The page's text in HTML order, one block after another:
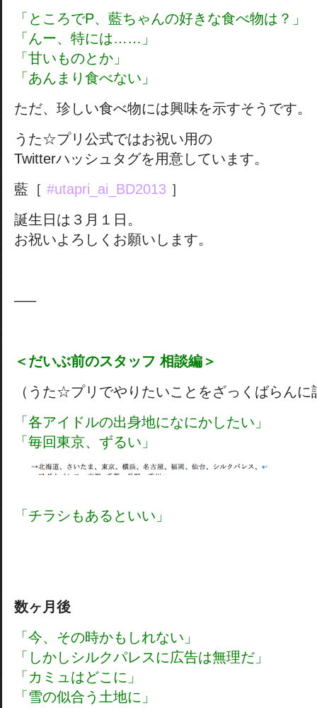
「ところでP、藍ちゃんの好きな食べ物は？」
「んー、特には……」
「甘いものとか」
「あんまり食べない」
ただ、珍しい食べ物には興味を示すそうです。
うた☆プリ公式ではお祝い用の
Twitterハッシュタグを用意しています。
藍［ #utapri_ai_BD2013 ］
誕生日は３月１日。
お祝いよろしくお願いします。
—–
＜だいぶ前のスタッフ 相談編＞
（うた☆プリでやりたいことをざっくばらんに
「各アイドルの出身地になにかしたい」
「毎回東京、ずるい」
「チラシもあるといい」
数ヶ月後
「今、その時かもしれない」
「しかしシルクパレスに広告は無理だ」
「カミュはどこに」
「雪の似合う土地に」